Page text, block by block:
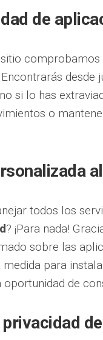
de
comprobamos
si lo has
o
todos los
? ¡Para nada!
sobre las
medida para
oportunidad de